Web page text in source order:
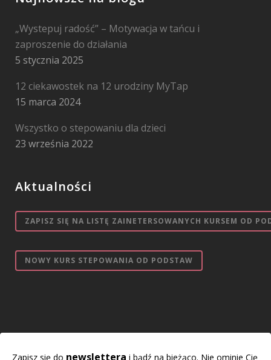
„Wystepuj radość” – Motywacja w tańcu i
zaproszenie do działania
5 stycznia 2025
12 ciekawostek na 12 urodziny MyTap
15 marca 2024
Wszystko o stepowaniu dla dzieci
23 września 2022
Aktualności
ZAPISZ SIĘ NA LISTĘ ZAINETERSOWANYCH KURSEM OD
NOWY KURS STEPOWANIA OD PODSTAW
Zapisz się do newslettera i bądź na bieżąco. Nie ominie Cię